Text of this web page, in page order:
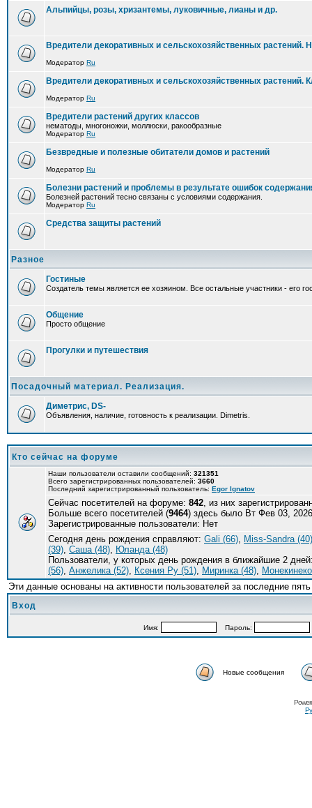
Альпийцы, розы, хризантемы, луковичные, лианы и др.
Вредители декоративных и сельскохозяйственных растений.
Модератор Ru
Вредители декоративных и сельскохозяйственных растений.
Модератор Ru
Вредители растений других классов
нематоды, многоножки, моллюски, ракообразные
Модератор Ru
Безвредные и полезные обитатели домов и растений
Модератор Ru
Болезни растений и проблемы в результате ошибок
Болезней растений тесно связаны с условиями содержания.
Модератор Ru
Средства защиты растений
Разное
Гостиные
Создатель темы является ее хозяином. Все остальные участники - его
Общение
Просто общение
Прогулки и путешествия
Посадочный материал. Реализация.
Диметрис, DS-
Объявления, наличие, готовность к реализации. Dimetris.
Кто сейчас на форуме
Наши пользователи оставили сообщений: 321351
Всего зарегистрированных пользователей: 3660
Последний зарегистрированный пользователь: Egor Ignatov
Сейчас посетителей на форуме: 842, из них
Больше всего посетителей (9464) здесь было Вт Фев 03,
Зарегистрированные пользователи: Нет
Сегодня день рождения справляют: Gali (66), Miss-Sandra (40)
(39), Саша (48), Юланда (48)
Пользователи, у которых день рождения в ближайшие 2
(56), Анжелика (52), Ксения Ру (51), Миринка (48),
Эти данные основаны на активности пользователей за последние
Вход
Имя: Пароль:
Новые сообщения